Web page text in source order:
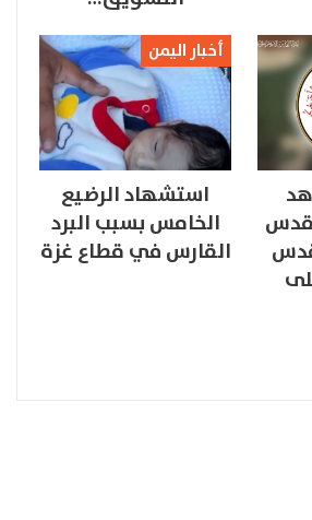
أخبار اليمن
استشهاد الرضيع
الخامس بسبب البرد
القارس في قطاع غزة